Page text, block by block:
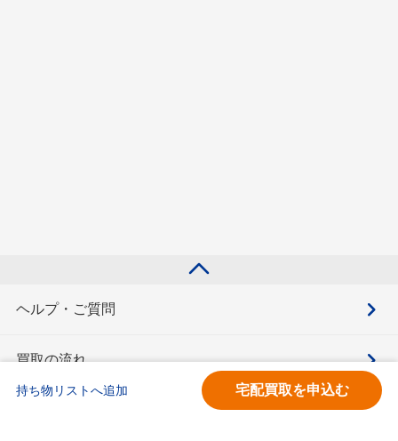
持ち物リストへ追加 宅配買取を申込む
ヘルプ・ご質問
買取の流れ